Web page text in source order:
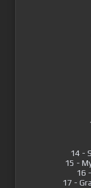
14 -
15 -
16
17 -